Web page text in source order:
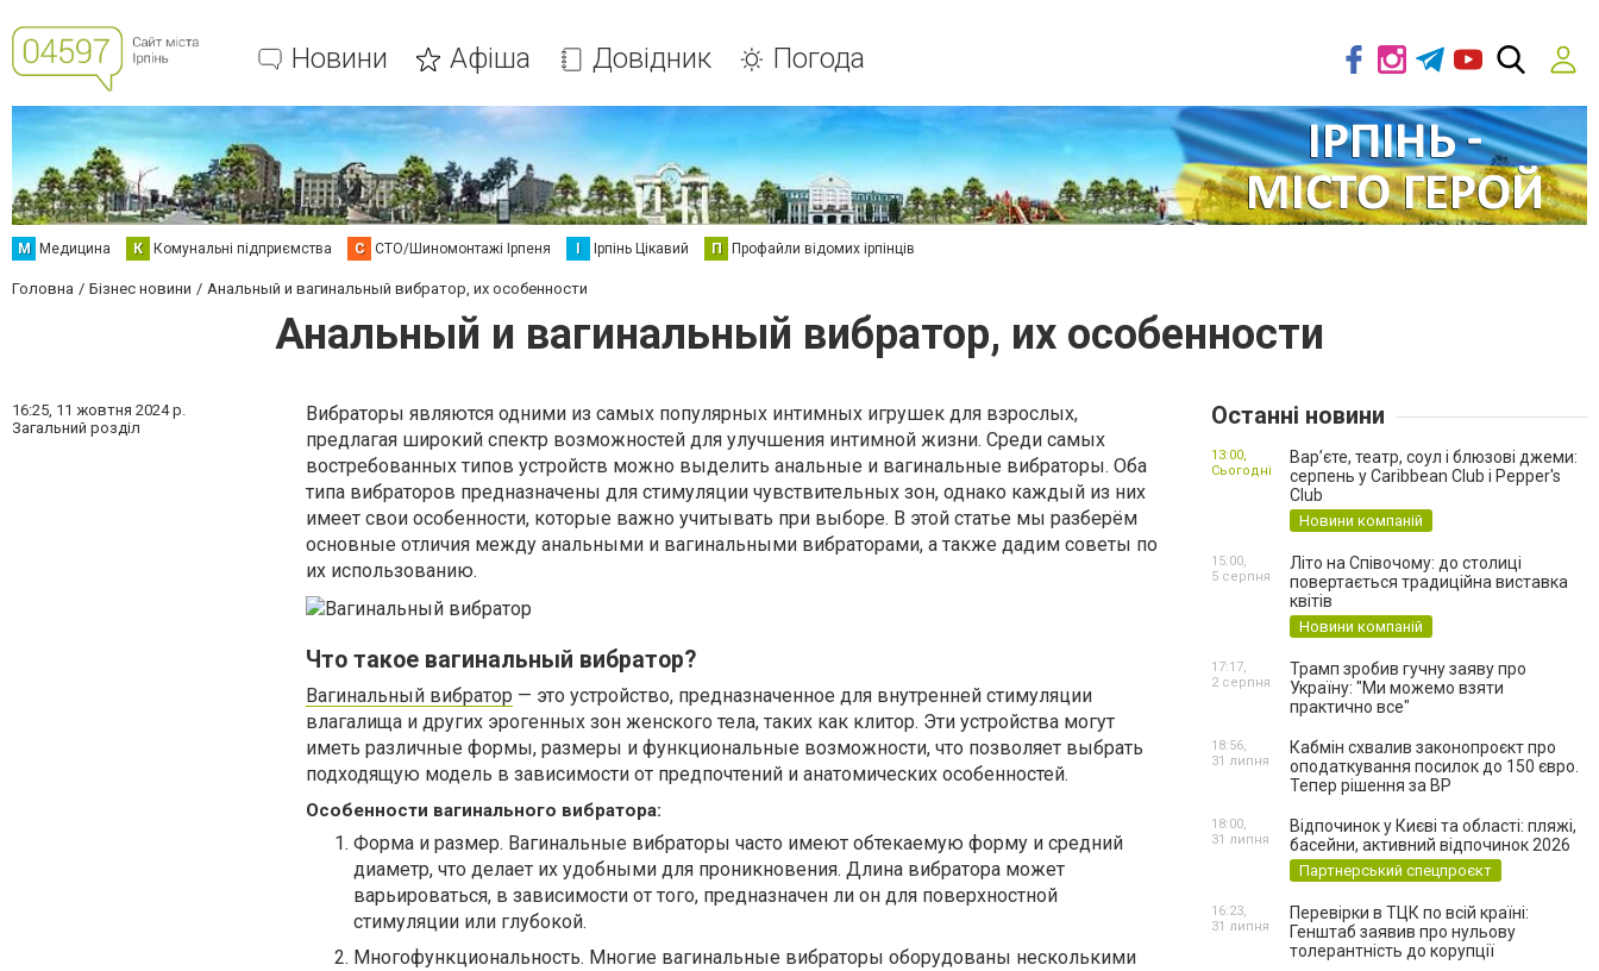
Новини Афіша Довідник Погода
М Медицина К Комунальні підприємства С СТО/Шиномонтажі Ірпеня І Ірпінь Цікавий П Профайли відомих ірпінців
Головна Бізнес новини Анальный и вагинальный вибратор, их особенности
Анальный и вагинальный вибратор, их особенности
16:25, 11 жовтня 2024 р.
Загальний розділ
Вибраторы являются одними из самых популярных интимных игрушек для взрослых,
предлагая широкий спектр возможностей для улучшения интимной жизни. Среди самых
востребованных типов устройств можно выделить анальные и вагинальные вибраторы. Оба
типа вибраторов предназначены для стимуляции чувствительных зон, однако каждый из них
имеет свои особенности, которые важно учитывать при выборе. В этой статье мы разберём
основные отличия между анальными и вагинальными вибраторами, а также дадим советы по
их использованию.
Что такое вагинальный вибратор?
Вагинальный вибратор — это устройство, предназначенное для внутренней стимуляции
влагалища и других эрогенных зон женского тела, таких как клитор. Эти устройства могут
иметь различные формы, размеры и функциональные возможности, что позволяет выбрать
подходящую модель в зависимости от предпочтений и анатомических особенностей.
Особенности вагинального вибратора:
Форма и размер. Вагинальные вибраторы часто имеют обтекаемую форму и средний
диаметр, что делает их удобными для проникновения. Длина вибратора может
варьироваться, в зависимости от того, предназначен ли он для поверхностной
стимуляции или глубокой.
Многофункциональность. Многие вагинальные вибраторы оборудованы несколькими
Останні новини
Вар’єте, театр, соул і блюзові джеми:
серпень у Caribbean Club і Pepper's
Club
Новини компаній
13:00,
Сьогодні
Літо на Співочому: до столиці
повертається традиційна виставка
квітів
Новини компаній
15:00,
5 серпня
Трамп зробив гучну заяву про
Україну: "Ми можемо взяти
практично все"
17:17,
2 серпня
Кабмін схвалив законопроєкт про
оподаткування посилок до 150 євро.
Тепер рішення за ВР
18:56,
31 липня
Відпочинок у Києві та області: пляжі,
басейни, активний відпочинок 2026
Партнерський спецпроєкт
18:00,
31 липня
Перевірки в ТЦК по всій країні:
Генштаб заявив про нульову
толерантність до корупції
16:23,
31 липня